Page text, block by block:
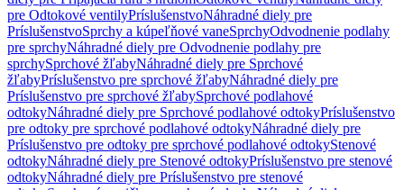
pre Odtokové ventilyPríslušenstvoNáhradné diely pre
PríslušenstvoSprchy a kúpeľňové vaneSprchyOdvodnenie podlahy
pre sprchyNáhradné diely pre Odvodnenie podlahy pre
sprchySprchové žľabyNáhradné diely pre Sprchové
žľabyPríslušenstvo pre sprchové žľabyNáhradné diely pre
Príslušenstvo pre sprchové žľabySprchové podlahové
odtokyNáhradné diely pre Sprchové podlahové odtokyPríslušenstvo
pre odtoky pre sprchové podlahové odtokyNáhradné diely pre
Príslušenstvo pre odtoky pre sprchové podlahové odtokyStenové
odtokyNáhradné diely pre Stenové odtokyPríslušenstvo pre stenové
odtokyNáhradné diely pre Príslušenstvo pre stenové